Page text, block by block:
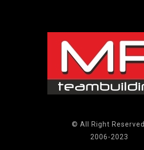
© All Right Reserved.
2006-2023